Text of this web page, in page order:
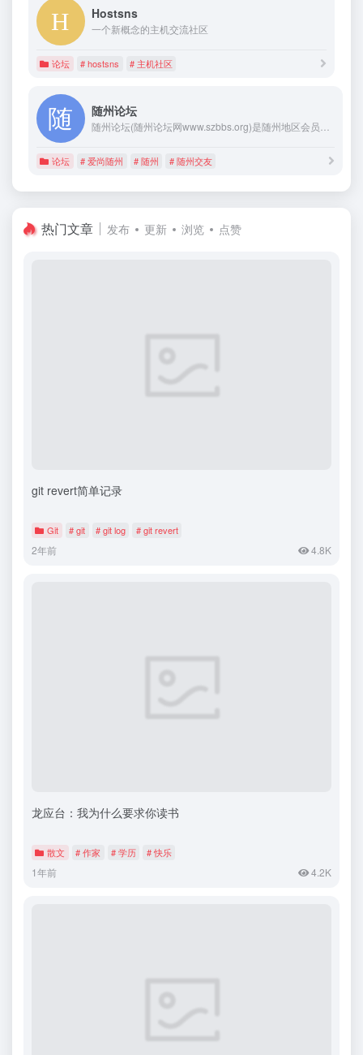
Hostsns
一个新概念的主机交流社区
论坛 # hostsns # 主机社区
随州论坛
随州论坛(随州论坛网www.szbbs.org)是随州地区会员最多、人气最旺、交流最活跃的大型网络平台。是随州地区最大的论坛，也是随州日报社主办的随州网旗下的大型门户论坛，主题板块涵盖随州地区的文化、生活、社会、时事、体育、娱乐等。
论坛 # 爱尚随州 # 随州 # 随州交友
热门文章 发布 更新 浏览 点赞
git revert简单记录
Git # git # git log # git revert
2年前 4.8K
龙应台：我为什么要求你读书
散文 # 作家 # 学历 # 快乐
1年前 4.2K